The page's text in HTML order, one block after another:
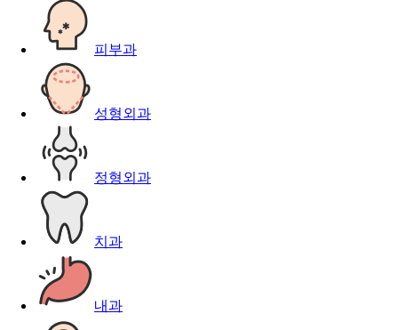
피부과
성형외과
정형외과
치과
내과